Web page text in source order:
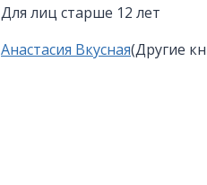
Для лиц старше 12 лет
Метки
Анастасия Вкусная(Другие